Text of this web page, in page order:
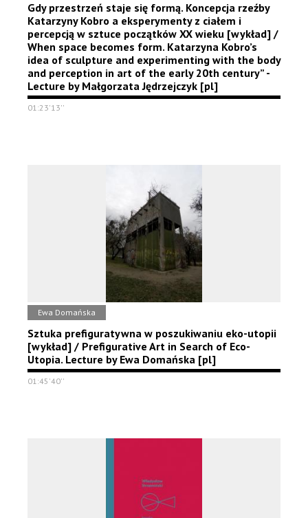
Gdy przestrzeń staje się formą. Koncepcja rzeźby
Katarzyny Kobro a eksperymenty z ciałem i
percepcją w sztuce początków XX wieku [wykład] /
When space becomes form. Katarzyna Kobro’s
idea of sculpture and experimenting with the body
and perception in art of the early 20th century” -
Lecture by Małgorzata Jędrzejczyk [pl]
01:23'13''
Ewa Domańska
Sztuka prefiguratywna w poszukiwaniu eko-utopii
[wykład] / Prefigurative Art in Search of Eco-
Utopia. Lecture by Ewa Domańska [pl]
01:45'40''